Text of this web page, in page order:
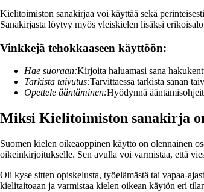
Kielitoimiston sanakirjaa voi käyttää sekä
Sanakirjasta löytyy myös yleiskielen lisäksi
Vinkkejä tehokkaaseen käyttöön:
Hae suoraan:Kirjoita haluamasi sana
Tarkista taivutus:Tarvittaessa tarkista sanan
Opettele ääntäminen:Hyödynnä
Miksi Kielitoimiston sanakirja
Suomen kielen oikeaoppinen käyttö on olennainen
oikeinkirjoitukselle. Sen avulla voi varmistaa, että
Oli kyse sitten opiskelusta, työelämästä tai vapaa-
kielitaitoaan ja varmistaa kielen oikean käytön eri